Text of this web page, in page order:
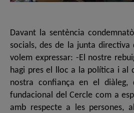
Davant la sentència
socials, des de la junta directiva
volem expressar: -El nostre
hagi pres el lloc a la política i al
nostra confiança en el diàleg,
fundacional del Cercle com a
amb respecte a les persones,